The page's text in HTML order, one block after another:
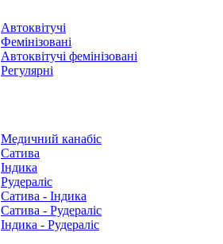
Автоквітучі
Фемінізовані
Автоквітучі фемінізовані
Регулярні
Медичний канабіс
Сатива
Індика
Рудераліс
Сатива - Індика
Сатива - Рудераліс
Індика - Рудераліс